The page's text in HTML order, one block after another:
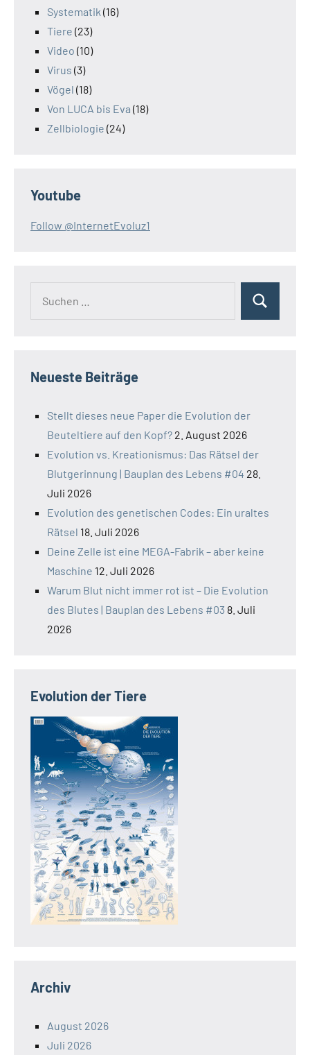
Systematik (16)
Tiere (23)
Video (10)
Virus (3)
Vögel (18)
Von LUCA bis Eva (18)
Zellbiologie (24)
Youtube
Follow @InternetEvoluz1
Suchen
Neueste Beiträge
Stellt dieses neue Paper die Evolution der
Beuteltiere auf den Kopf? 2. August 2026
Evolution vs. Kreationismus: Das Rätsel der
Blutgerinnung | Bauplan des Lebens #04 28.
Juli 2026
Evolution des genetischen Codes: Ein uraltes
Rätsel 18. Juli 2026
Deine Zelle ist eine MEGA-Fabrik – aber keine
Maschine 12. Juli 2026
Warum Blut nicht immer rot ist – Die Evolution
des Blutes | Bauplan des Lebens #03 8. Juli
2026
Evolution der Tiere
Archiv
August 2026
Juli 2026